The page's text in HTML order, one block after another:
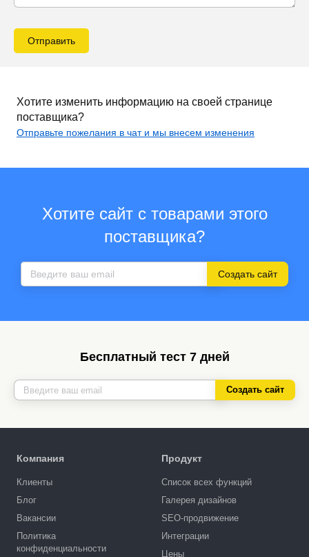
Отправить
Хотите изменить информацию на своей странице
поставщика?
Отправьте пожелания в чат и мы внесем изменения
Хотите сайт с товарами этого
поставщика?
Создать сайт
Бесплатный тест 7 дней
Создать сайт
Компания
Клиенты
Блог
Вакансии
Политика
конфиденциальности
Продукт
Список всех функций
Галерея дизайнов
SEO-продвижение
Интеграции
Цены